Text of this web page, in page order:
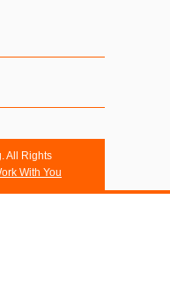
All Rights
With You